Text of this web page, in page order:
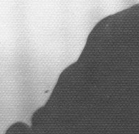
за веру в